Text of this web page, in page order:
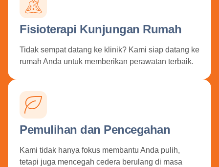
Fisioterapi Kunjungan Rumah
Tidak sempat datang ke klinik? Kami siap datang ke
rumah Anda untuk memberikan perawatan terbaik.
Pemulihan dan Pencegahan
Kami tidak hanya fokus membantu Anda pulih,
tetapi juga mencegah cedera berulang di masa